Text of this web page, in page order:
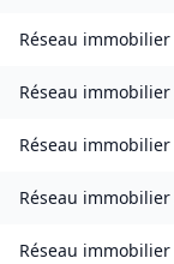
Réseau immobilier
Réseau immobilier
Réseau immobilier
Réseau immobilier
Réseau immobilier